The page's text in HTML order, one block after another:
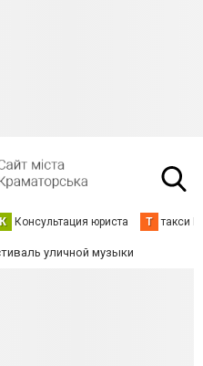
К Консультация юриста Т такси
уличной музыки